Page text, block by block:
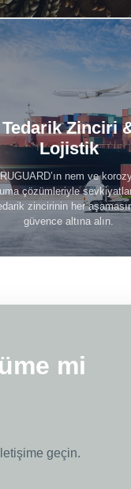
Tedarik Zinciri
Lojistik
nem ve
çözümleriyle
zincirinin her
güvence altına alın.
Zinciri &
Keşfet
mi
geçin.